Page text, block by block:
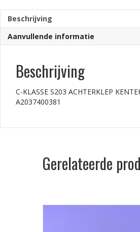
Beschrijving
Aanvullende informatie
Beschrijving
C-KLASSE S203 ACHTERKLEP
A2037400381
Gerelateerde